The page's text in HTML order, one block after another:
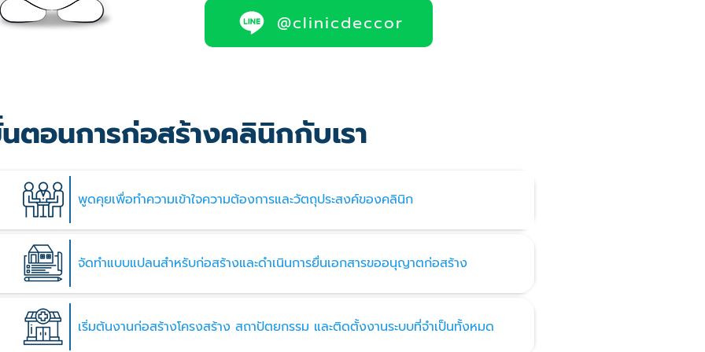
@clinicdeccor
ตอนการก่อสร้างคลินิกกับเรา
พูดคุยเพื่อทำความเข้าใจความต้องการและวัตถุประสงค์ของคลินิก
จัดทำแบบแปลนสำหรับก่อสร้างและดำเนินการยื่นเอกสารขออนุญาตก่อสร้าง
เริ่มต้นงานก่อสร้างโครงสร้าง สถาปัตยกรรม และติดตั้งงานระบบที่จำเป็นทั้งหมด